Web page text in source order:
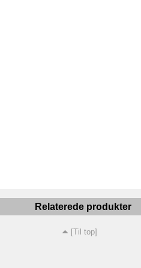
Relaterede produkter
[Til top]